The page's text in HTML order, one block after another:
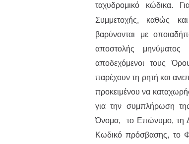
ταχυδρομικό κώδικα.
Συμμετοχής, καθώς
βαρύνονται με
αποστολής μηνύματος
αποδεχόμενοι τους
παρέχουν τη ρητή και
προκειμένου να
για την συμπλήρωση
Όνομα, το Επώνυμο, τη
Κωδικό πρόσβασης, το